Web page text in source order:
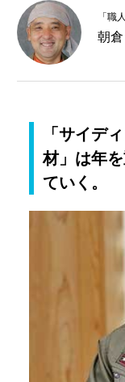
「職
朝
「サイデ
材」は年
ていく。